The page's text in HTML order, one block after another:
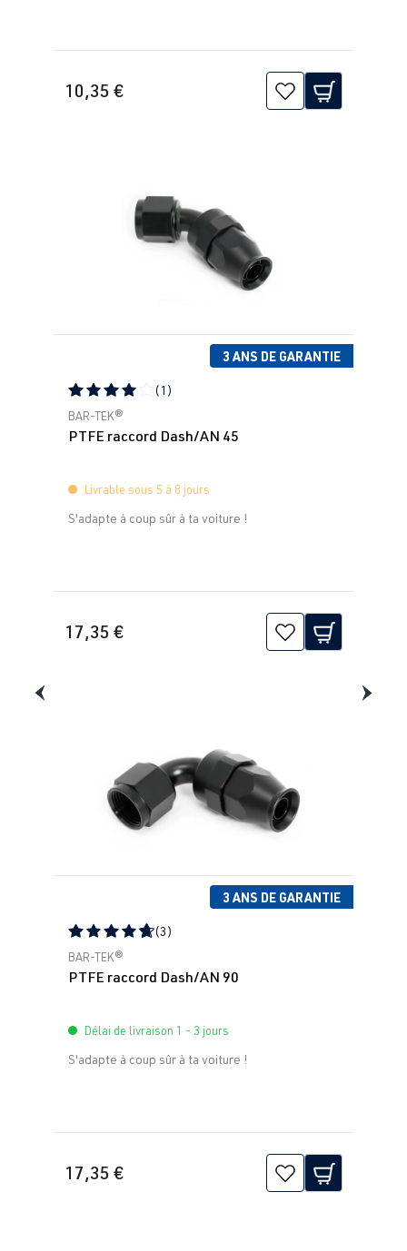
10,35 €
3 ANS DE GARANTIE
Note moyenne de 4 sur 5 étoiles
(1)
BAR-TEK®
PTFE raccord Dash/AN 45
Livrable sous 5 à 8 jours
S'adapte à coup sûr à ta voiture !
17,35 €
3 ANS DE GARANTIE
Note moyenne de 4.67 sur 5 étoiles
(3)
BAR-TEK®
PTFE raccord Dash/AN 90
Délai de livraison 1 - 3 jours
S'adapte à coup sûr à ta voiture !
17,35 €